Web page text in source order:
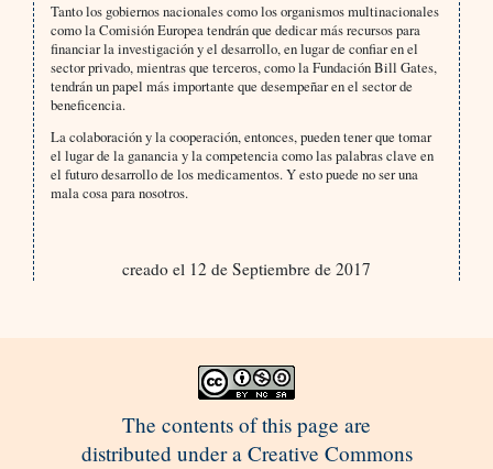
Tanto los gobiernos nacionales como los organismos multinacionales
como la Comisión Europea tendrán que dedicar más recursos para
financiar la investigación y el desarrollo, en lugar de confiar en el
sector privado, mientras que terceros, como la Fundación Bill Gates,
tendrán un papel más importante que desempeñar en el sector de
beneficencia.
La colaboración y la cooperación, entonces, pueden tener que tomar
el lugar de la ganancia y la competencia como las palabras clave en
el futuro desarrollo de los medicamentos. Y esto puede no ser una
mala cosa para nosotros.
creado el 12 de Septiembre de 2017
The contents of this page are
distributed under a Creative Commons